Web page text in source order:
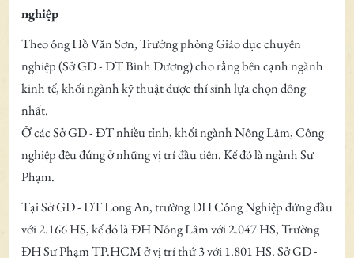
nghiệp
Theo ông Hồ Văn Sơn, Trưởng phòng Giáo dục chuyên
nghiệp (Sở GD - ĐT Bình Dương) cho rằng bên cạnh ngành
kinh tế, khối ngành kỹ thuật được thí sinh lựa chọn đông
nhất.
Ở các Sở GD - ĐT nhiều tỉnh, khối ngành Nông Lâm, Công
nghiệp đều đứng ở những vị trí đầu tiên. Kế đó là ngành Sư
Phạm.
Tại Sở GD - ĐT Long An, trường ĐH Công Nghiệp đứng đầu
với 2.166 HS, kế đó là ĐH Nông Lâm với 2.047 HS, Trường
ĐH Sư Phạm TP.HCM ở vị trí thứ 3 với 1.801 HS. Sở GD -